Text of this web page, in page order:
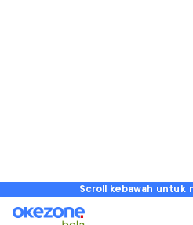
Scroll kebawah untuk